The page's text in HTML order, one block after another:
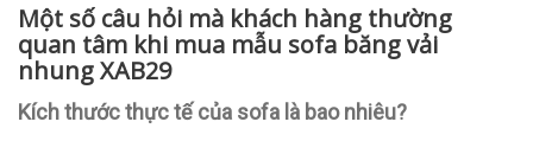
Một số câu hỏi mà khách hàng thường
quan tâm khi mua mẫu sofa băng vải
nhung XAB29
Kích thước thực tế của sofa là bao nhiêu?